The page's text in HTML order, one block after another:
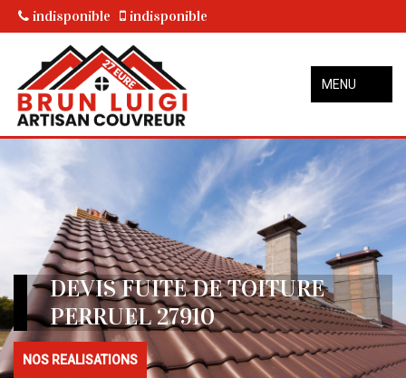
indisponible indisponible
MENU
DEVIS FUITE DE TOITURE
PERRUEL 27910
NOS REALISATIONS